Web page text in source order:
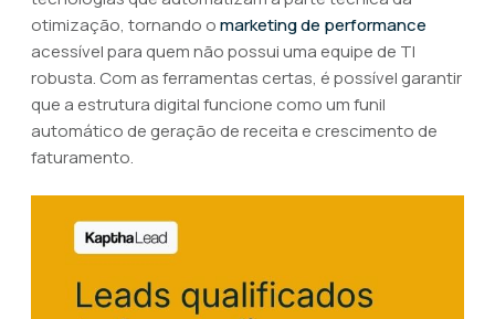
otimização, tornando omarketing de performance
acessível para quem não possui uma equipe de TI
robusta. Com as ferramentas certas, é possível garantir
que a estrutura digital funcione como um funil
automático de geração de receita e crescimento de
faturamento.